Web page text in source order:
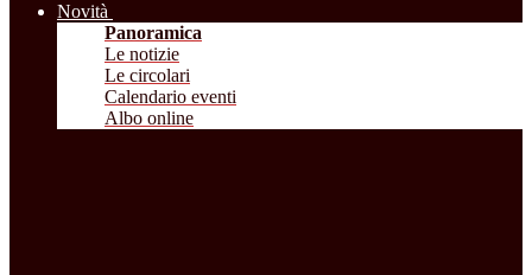
Novità
Panoramica
Le notizie
Le circolari
Calendario eventi
Albo online